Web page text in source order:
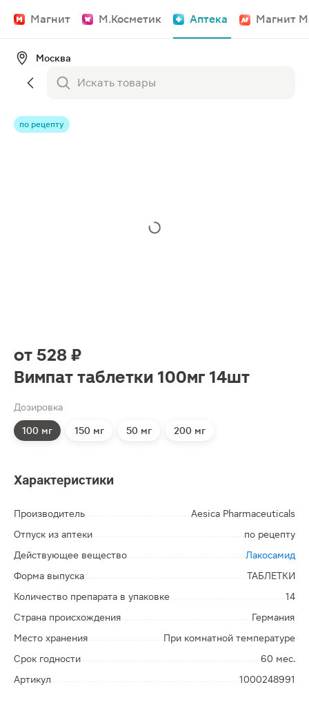
Магнит М.Косметик Аптека Магнит
Москва
по рецепту
от 528 ₽
Вимпат таблетки 100мг 14шт
Дозировка
100 мг 150 мг 50 мг 200 мг
Характеристики
Производитель
Aesica Pharmaceuticals
Отпуск из аптеки
по рецепту
Действующее вещество
Лакосамид
Форма выпуска
ТАБЛЕТКИ
Количество препарата в упаковке
14
Страна происхождения
Германия
Место хранения
При комнатной температуре
Срок годности
60 мес.
Артикул
1000248991